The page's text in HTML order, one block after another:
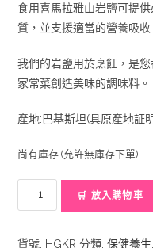
食用喜馬拉雅山岩鹽可提
質，並支援適當的營養吸收
我們的岩鹽用於烹飪，是
家常菜創造美味的調味料。
產地:巴基斯坦(具原產地証
尚有庫存 (允許無庫存下單)
馬
🛒 放入購物車
貨號: HGKR 分類:保健養生